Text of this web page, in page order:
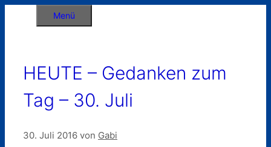
Menü
HEUTE – Gedanken zum
Tag – 30. Juli
30. Juli 2016 von Gabi